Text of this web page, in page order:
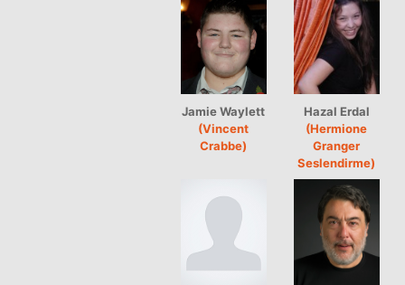
Jamie Waylett
(Vincent
Crabbe)
Hazal Erdal
(Hermione
Granger
Seslendirme)